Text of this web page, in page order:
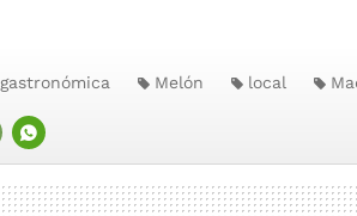
WHATSAPP
Melón local